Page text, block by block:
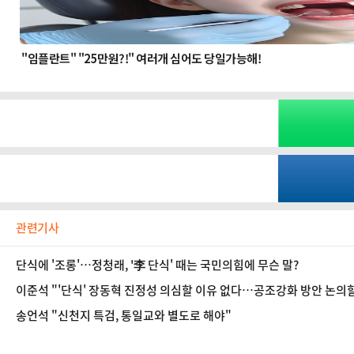
관련기사
단식에 '조롱'…정청래, '李 단식' 때는 국민의힘에 무슨 말?
이준석 "'단식' 장동혁 진정성 의심할 이유 없다…공조강화 방안 논의
송언석 "신천지 특검, 통일교와 별도로 해야"